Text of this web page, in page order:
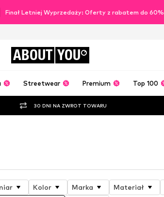
Finał Letniej Wyprzedaży: Oferty z rabatem do 60%
ABOUT YOU
Streetwear Premium Top 100
30 DNI NA ZWROT TOWARU
Kolor Marka Materiał